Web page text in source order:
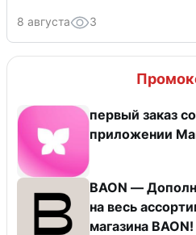
8 августа 3
первый заказ
приложении
BAON —
на весь
магазина BAON!